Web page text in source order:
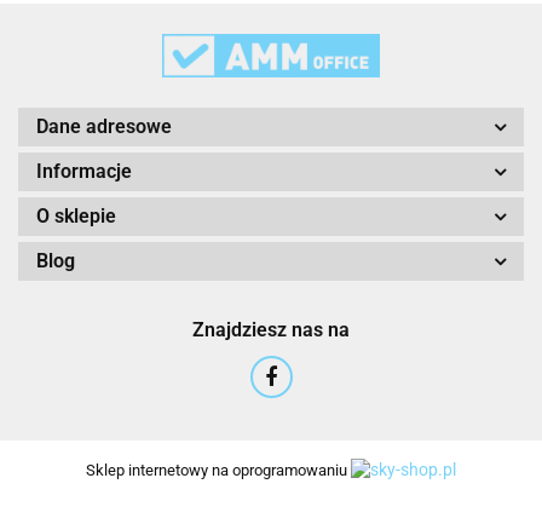
3M Post-It
Dane adresowe
Informacje
O sklepie
Blog
Znajdziesz nas na
Sklep internetowy na oprogramowaniu